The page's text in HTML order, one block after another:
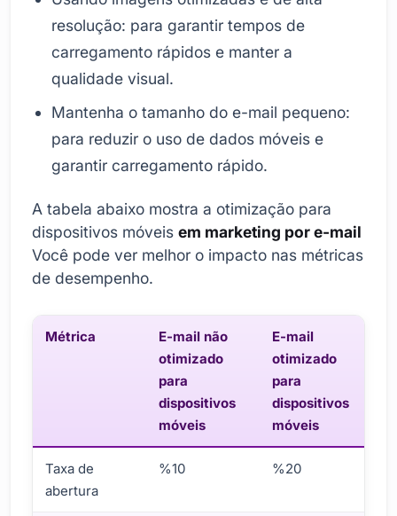
resolução: para garantir tempos de
carregamento rápidos e manter a
qualidade visual.
Mantenha o tamanho do e-mail pequeno:
para reduzir o uso de dados móveis e
garantir carregamento rápido.
A tabela abaixo mostra a otimização para
dispositivos móveis em marketing por e-mail
Você pode ver melhor o impacto nas métricas
de desempenho.
Métrica
E-mail não
otimizado
para
dispositivos
móveis
E-mail
otimizado
para
dispositivos
móveis
Taxa de
abertura
%10 %20